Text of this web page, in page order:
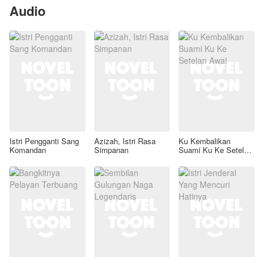
Audio
Istri Pengganti Sang
Komandan
Azizah, Istri Rasa
Simpanan
Ku Kembalikan
Suami Ku Ke Setelan